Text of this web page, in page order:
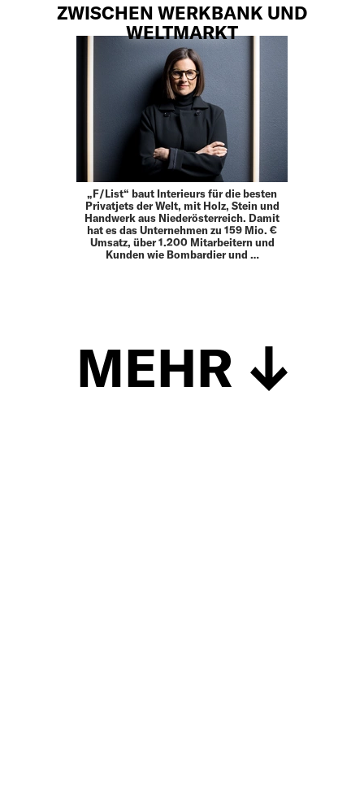
ZWISCHEN WERKBANK UND
WELTMARKT
„F/List“ baut Interieurs für die besten
Privatjets der Welt, mit Holz, Stein und
Handwerk aus Niederösterreich. Damit
hat es das Unternehmen zu 159 Mio. €
Umsatz, über 1.200 Mitarbeitern und
Kunden wie Bombardier und …
MEHR